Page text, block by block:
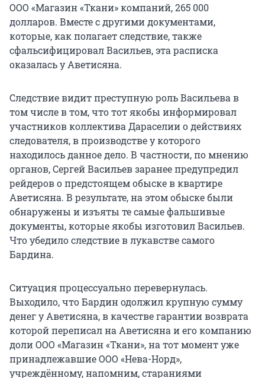
ООО «Магазин «Ткани» компаний, 265 000
долларов. Вместе с другими документами,
которые, как полагает следствие, также
сфальсифицировал Васильев, эта расписка
оказалась у Аветисяна.
Следствие видит преступную роль Васильева в
том числе в том, что тот якобы информировал
участников коллектива Дараселии о действиях
следователя, в производстве у которого
находилось данное дело. В частности, по мнению
органов, Сергей Васильев заранее предупредил
рейдеров о предстоящем обыске в квартире
Аветисяна. В результате, на этом обыске были
обнаружены и изъяты те самые фальшивые
документы, которые якобы изготовил Васильев.
Что убедило следствие в лукавстве самого
Бардина.
Ситуация процессуально перевернулась.
Выходило, что Бардин одолжил крупную сумму
денег у Аветисяна, в качестве гарантии возврата
которой переписал на Аветисяна и его компанию
доли ООО «Магазин «Ткани», на тот момент уже
принадлежавшие ООО «Нева-Норд»,
учреждённому, напомним, стараниями